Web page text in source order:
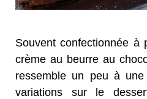
Souvent confectionnée à
crème au beurre au
ressemble un peu à une
variations sur le